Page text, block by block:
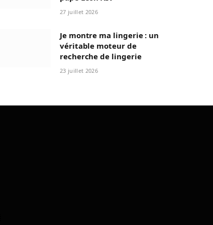
27 juillet 2026
Je montre ma lingerie : un
véritable moteur de
recherche de lingerie
23 juillet 2026